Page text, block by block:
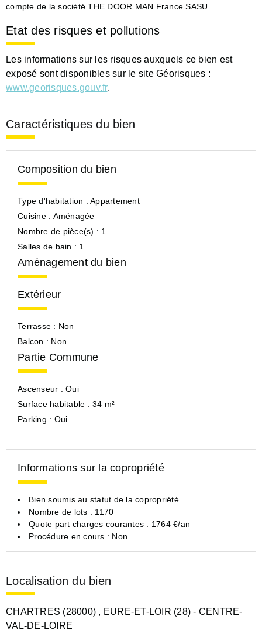
compte de la société THE DOOR MAN France SASU.
Etat des risques et pollutions
Les informations sur les risques auxquels ce bien est
exposé sont disponibles sur le site Géorisques :
www.georisques.gouv.fr.
Caractéristiques du bien
Composition du bien
Type d'habitation : Appartement
Cuisine : Aménagée
Nombre de pièce(s) : 1
Salles de bain : 1
Aménagement du bien
Extérieur
Terrasse : Non
Balcon : Non
Partie Commune
Ascenseur : Oui
Surface habitable : 34 m²
Parking : Oui
Informations sur la copropriété
Bien soumis au statut de la copropriété
Nombre de lots : 1170
Quote part charges courantes : 1764 €/an
Procédure en cours : Non
Localisation du bien
CHARTRES (28000) , EURE-ET-LOIR (28) - CENTRE-
VAL-DE-LOIRE